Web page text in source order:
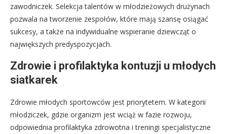
zawodniczek. Selekcja talentów w młodzieżowych drużynach
pozwala na tworzenie zespołów, które mają szansę osiągać
sukcesy, a także na indywidualne wspieranie dziewcząt o
największych predyspozycjach.
Zdrowie i profilaktyka kontuzji u młodych
siatkarek
Zdrowie młodych sportowców jest priorytetem. W kategorii
młodziczek, gdzie organizm jest wciąż w fazie rozwoju,
odpowiednia profilaktyka zdrowotna i treningi specjalistyczne